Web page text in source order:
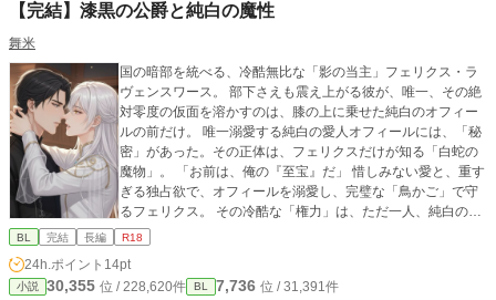
【完結】漆黒の公爵と純白の魔性
舞米
国の暗部を統べる、冷酷無比な「影の当主」フェリクス・ラ
ヴェンスワース。 部下さえも震え上がる彼が、唯一、その絶
対零度の仮面を溶かすのは、膝の上に乗せた純白のオフィー
ルの前だけ。 唯一溺愛する純白の愛人オフィールには、「秘
密」があった。その正体は、フェリクスだけが知る「白蛇の
魔物」。 「お前は、俺の『至宝』だ」 惜しみない愛と、重す
ぎる独占欲で、オフィールを溺愛し、完璧な「鳥かご」で守
るフェリクス。 その冷酷な「権力」は、ただ一人、純白のオ
フィールを、誰の目にも触れさせぬよう「独占」するためだ
夜ごと寝室で繰り返される、官能の儀式。 主人の重すぎる独
占欲を、オフィールは、最高の「快楽」として受け入れ、そ
BL 完結 長編 R18
24h.ポイント 14pt
小説 30,355 位 / 228,620件 BL 7,736 位 / 31,391件